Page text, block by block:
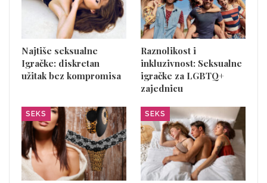
Najtiše seksualne
Igračke: diskretan
užitak bez kompromisa
Raznolikost i
inkluzivnost: Seksualne
igračke za LGBTQ+
zajednicu
SEKS SEKS